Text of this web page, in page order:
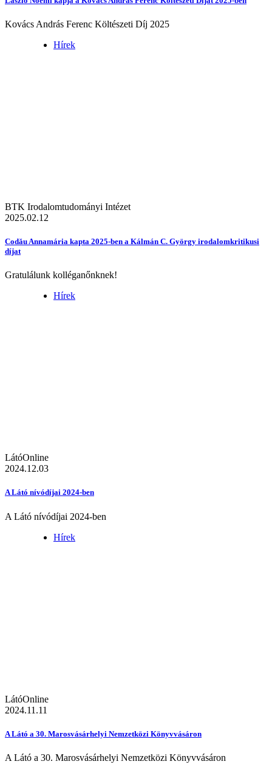
Kovács András Ferenc Költészeti Díj 2025
Hírek
BTK Irodalomtudományi Intézet
2025.02.12
Codău Annamária kapta 2025-ben a Kálmán C. György irodalomkritikusi
díjat
Gratulálunk kolléganőnknek!
Hírek
LátóOnline
2024.12.03
A Látó nívódíjai 2024-ben
A Látó nívódíjai 2024-ben
Hírek
LátóOnline
2024.11.11
A Látó a 30. Marosvásárhelyi Nemzetközi Könyvvásáron
A Látó a 30. Marosvásárhelyi Nemzetközi Könyvvásáron